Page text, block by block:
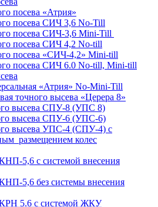
посева «Атрия»
посева СИЧ 3,6 No-Till
посева СИЧ-3,6 Mini-Till
посева СИЧ 4,2 No-till
посева «СИЧ-4,2» Mini-till
посева СИЧ 6.0 No-till, Mini-till
«Атрия» No-Mini-Till
точного высева «Церера 8»
высева СПУ-8 (УПС 8)
высева СПУ-6 (УПС-6)
высева УПС-4 (СПУ-4) с
размещением колес
5,6 с системой внесения
5,6 без системы внесения
КРН 5.6 с системой ЖКУ